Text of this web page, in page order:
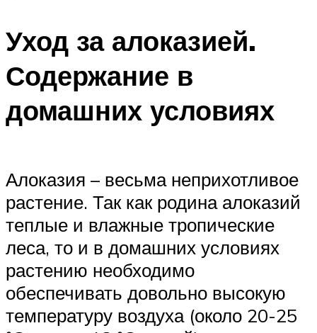
Уход за алоказией.
Содержание в
домашних условиях
Алоказия – весьма неприхотливое
растение. Так как родина алоказий
теплые и влажные тропические
леса, то и в домашних условиях
растению необходимо
обеспечивать довольно высокую
температуру воздуха (около 20-25